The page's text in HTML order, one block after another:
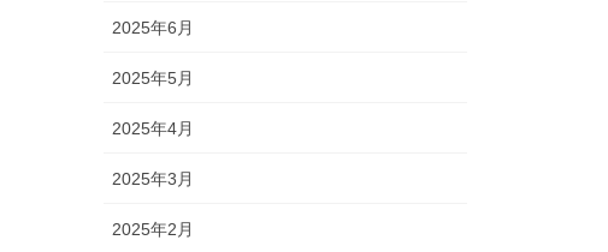
2025年6月
2025年5月
2025年4月
2025年3月
2025年2月